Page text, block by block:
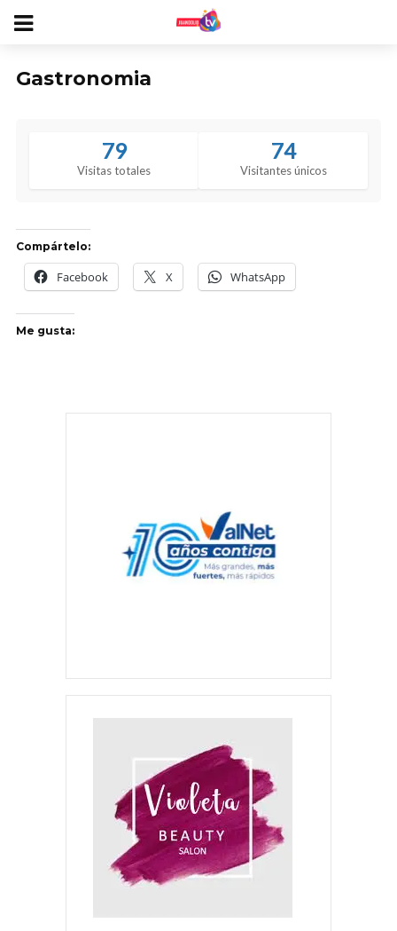
Gastronomia
79
Visitas totales
74
Visitantes únicos
Compártelo:
Facebook X WhatsApp
Me gusta: